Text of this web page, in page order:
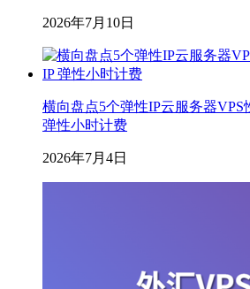
2026年7月10日
横向盘点5个弹性IP云服务器
弹性小时计费
2026年7月4日